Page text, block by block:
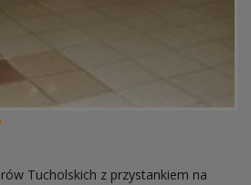
Tucholskich z przystankiem na